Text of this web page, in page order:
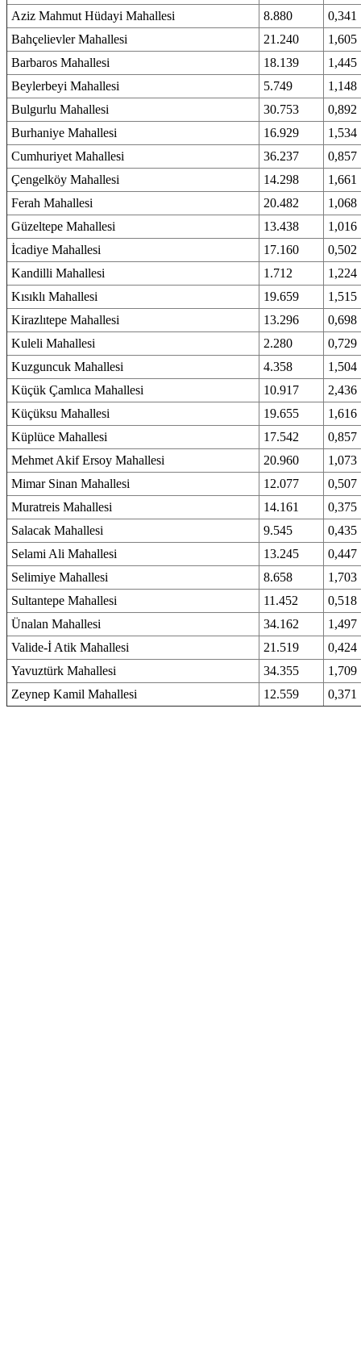
Aziz Mahmut Hüdayi Mahallesi
8.880
0,341
Bahçelievler Mahallesi
21.240
1,605
Barbaros Mahallesi
18.139
1,445
Beylerbeyi Mahallesi
5.749
1,148
Bulgurlu Mahallesi
30.753
0,892
Burhaniye Mahallesi
16.929
1,534
Cumhuriyet Mahallesi
36.237
0,857
Çengelköy Mahallesi
14.298
1,661
Ferah Mahallesi
20.482
1,068
Güzeltepe Mahallesi
13.438
1,016
İcadiye Mahallesi
17.160
0,502
Kandilli Mahallesi
1.712
1,224
Kısıklı Mahallesi
19.659
1,515
Kirazlıtepe Mahallesi
13.296
0,698
Kuleli Mahallesi
2.280
0,729
Kuzguncuk Mahallesi
4.358
1,504
Küçük Çamlıca Mahallesi
10.917
2,436
Küçüksu Mahallesi
19.655
1,616
Küplüce Mahallesi
17.542
0,857
Mehmet Akif Ersoy Mahallesi
20.960
1,073
Mimar Sinan Mahallesi
12.077
0,507
Muratreis Mahallesi
14.161
0,375
Salacak Mahallesi
9.545
0,435
Selami Ali Mahallesi
13.245
0,447
Selimiye Mahallesi
8.658
1,703
Sultantepe Mahallesi
11.452
0,518
Ünalan Mahallesi
34.162
1,497
Valide-İ Atik Mahallesi
21.519
0,424
Yavuztürk Mahallesi
34.355
1,709
Zeynep Kamil Mahallesi
12.559 0,371